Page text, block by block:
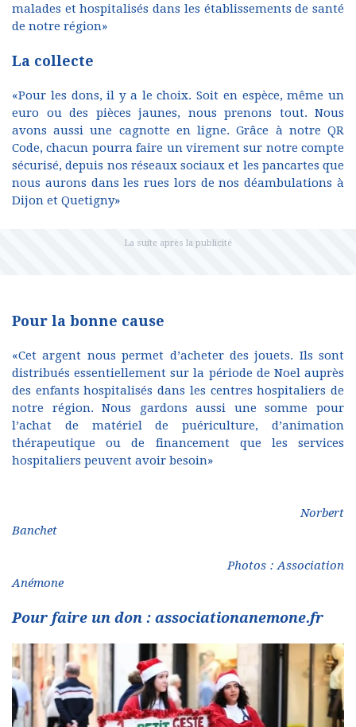
malades et hospitalisés dans les établissements de santé
de notre région»
La collecte
«Pour les dons, il y a le choix. Soit en espèce, même un
euro ou des pièces jaunes, nous prenons tout. Nous
avons aussi une cagnotte en ligne. Grâce à notre QR
Code, chacun pourra faire un virement sur notre compte
sécurisé, depuis nos réseaux sociaux et les pancartes que
nous aurons dans les rues lors de nos déambulations à
Dijon et Quetigny»
Pour la bonne cause
«Cet argent nous permet d’acheter des jouets. Ils sont
distribués essentiellement sur la période de Noel auprès
des enfants hospitalisés dans les centres hospitaliers de
notre région. Nous gardons aussi une somme pour
l’achat de matériel de puériculture, d’animation
thérapeutique ou de financement que les services
hospitaliers peuvent avoir besoin»
Norbert
Banchet
Photos : Association
Anémone
Pour faire un don : associationanemone.fr